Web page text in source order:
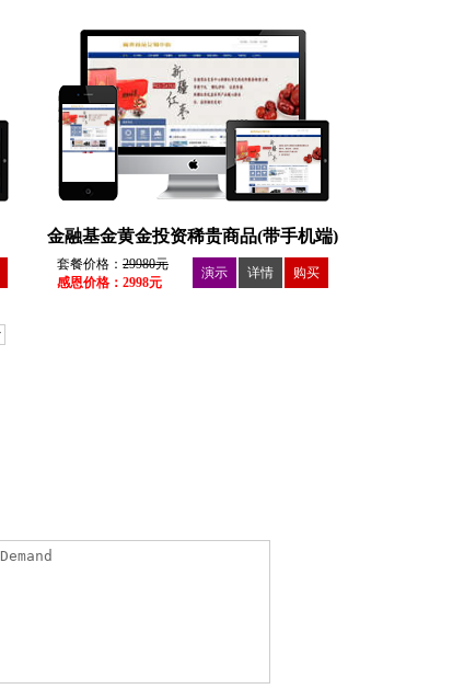
金融基金黄金投资稀贵商品(带手机端)
套餐价格： 29980元
感恩价格：2998元
演示 详情 购买